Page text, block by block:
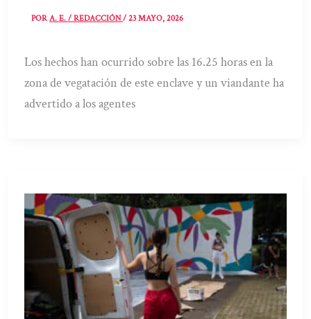
PORA. E. / REDACCIÓN/23 MAYO, 2026
Los hechos han ocurrido sobre las 16.25 horas en la
zona de vegatación de este enclave y un viandante ha
advertido a los agentes